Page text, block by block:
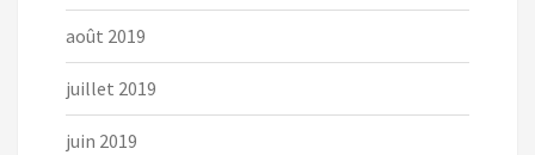
août 2019
juillet 2019
juin 2019